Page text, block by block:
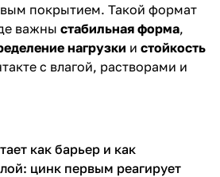
покрытием. Такой формат
важны стабильная форма,
нагрузки и стойкость
с влагой, растворами и
как барьер и как
цинк первым реагирует